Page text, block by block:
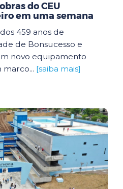
do CEU
em uma semana
459 anos de
de Bonsucesso e
novo equipamento
[saiba mais]